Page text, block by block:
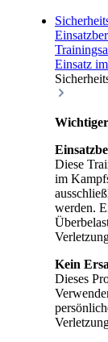
Einsatz
Diese
im
werden.
Kein
Dieses